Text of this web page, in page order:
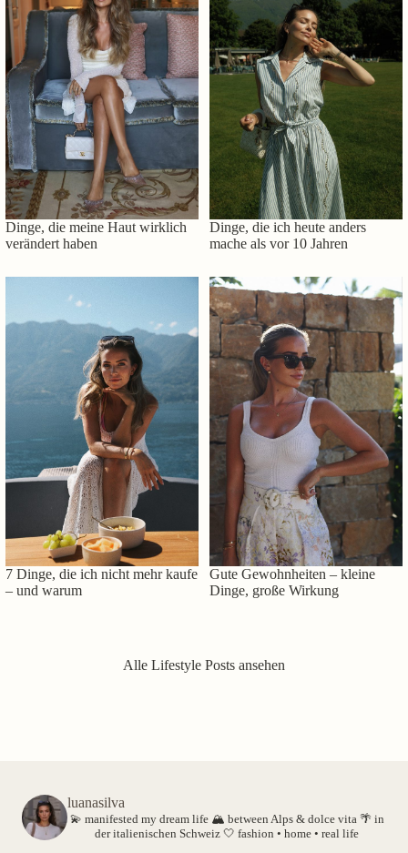
Dinge, die meine Haut wirklich
verändert haben
Dinge, die ich heute anders
mache als vor 10 Jahren
7 Dinge, die ich nicht mehr kaufe
– und warum
Gute Gewohnheiten – kleine
Dinge, große Wirkung
Alle Lifestyle Posts ansehen
luanasilva
💫 manifested my dream life 🏔️ between Alps & dolce vita 🌴 in
der italienischen Schweiz 🤍 fashion • home • real life